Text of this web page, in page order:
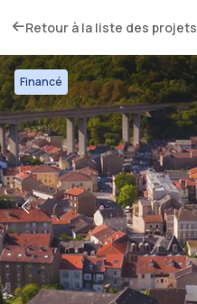
Retour à la liste des projets
Financé